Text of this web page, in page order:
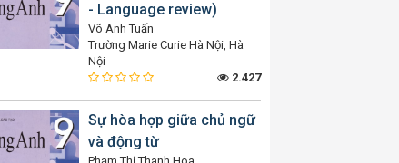
- Language review)
Võ Anh Tuấn
Trường Marie Curie Hà Nội, Hà
Nội
2.427
Sự hòa hợp giữa chủ ngữ
và động từ